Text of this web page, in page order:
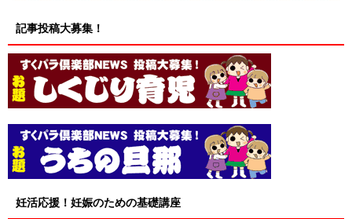
記事投稿大募集！
妊活応援！妊娠のための基礎講座